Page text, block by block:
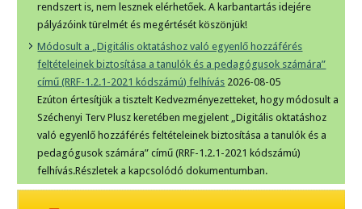
rendszert is, nem lesznek elérhetőek. A karbantartás idejére
pályázóink türelmét és megértését köszönjük!
Módosult a „Digitális oktatáshoz való egyenlő hozzáférés
feltételeinek biztosítása a tanulók és a pedagógusok számára”
című (RRF-1.2.1-2021 kódszámú) felhívás 2026-08-05
Ezúton értesítjük a tisztelt Kedvezményezetteket, hogy módosult a
Széchenyi Terv Plusz keretében megjelent „Digitális oktatáshoz
való egyenlő hozzáférés feltételeinek biztosítása a tanulók és a
pedagógusok számára” című (RRF-1.2.1-2021 kódszámú)
felhívás.Részletek a kapcsolódó dokumentumban.